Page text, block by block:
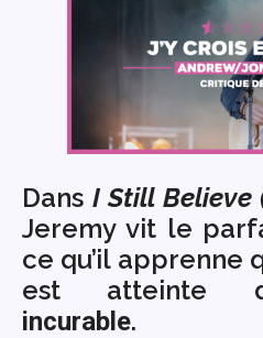
Dans I Still Believe
Jeremy vit le
ce qu’il apprenne
est atteinte
incurable.